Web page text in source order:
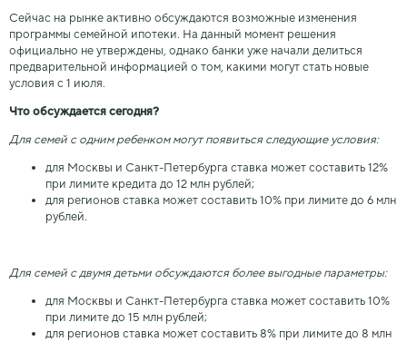
Сейчас на рынке активно обсуждаются возможные изменения
программы семейной ипотеки. На данный момент решения
официально не утверждены, однако банки уже начали делиться
предварительной информацией о том, какими могут стать новые
условия с 1 июля.
Что обсуждается сегодня?
Для семей с одним ребенком могут появиться следующие условия:
для Москвы и Санкт-Петербурга ставка может составить 12%
при лимите кредита до 12 млн рублей;
для регионов ставка может составить 10% при лимите до 6 млн
рублей.
Для семей с двумя детьми обсуждаются более выгодные параметры:
для Москвы и Санкт-Петербурга ставка может составить 10%
при лимите до 15 млн рублей;
для регионов ставка может составить 8% при лимите до 8 млн